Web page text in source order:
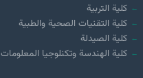
كلية التربية
كلية التقنيات الصحية والطبية
كلية الصيدلة
كلية الهندسة وتكنلوجيا المعلومات